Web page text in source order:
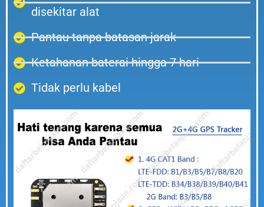
disekitar alat
Pantau tanpa batasan jarak
Ketahanan baterai hingga 7 hari
Tidak perlu kabel